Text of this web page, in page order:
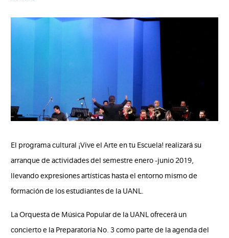
El programa cultural ¡Vive el Arte en tu Escuela! realizará su
arranque de actividades del semestre enero -junio 2019,
llevando expresiones artísticas hasta el entorno mismo de
formación de los estudiantes de la UANL.
La Orquesta de Música Popular de la UANL ofrecerá un
concierto e la Preparatoria No. 3 como parte de la agenda del